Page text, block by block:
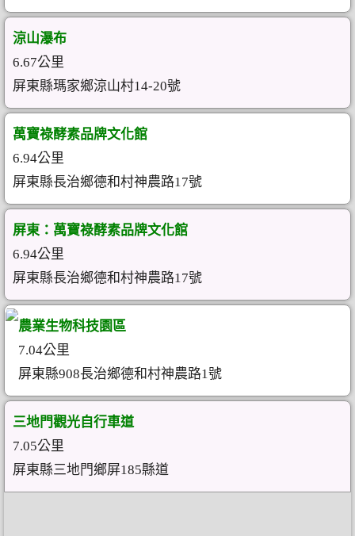
涼山瀑布
6.67公里
屏東縣瑪家鄉涼山村14-20號
萬寶祿酵素品牌文化館
6.94公里
屏東縣長治鄉德和村神農路17號
屏東：萬寶祿酵素品牌文化館
6.94公里
屏東縣長治鄉德和村神農路17號
農業生物科技園區
7.04公里
屏東縣908長治鄉德和村神農路1號
三地門觀光自行車道
7.05公里
屏東縣三地門鄉屏185縣道